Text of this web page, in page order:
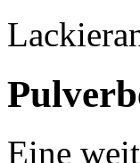
Eine